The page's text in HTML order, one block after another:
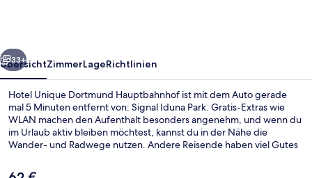
Weiter
33+
ÜbersichtZimmerLageRichtlinien
Hotel Unique Dortmund Hauptbahnhof ist mit dem Auto gerade
mal 5 Minuten entfernt von: Signal Iduna Park. Gratis-Extras wie
WLAN machen den Aufenthalt besonders angenehm, und wenn du
im Urlaub aktiv bleiben möchtest, kannst du in der Nähe die
Wander- und Radwege nutzen. Andere Reisende haben viel Gutes
einen kurzen Fußmarsch von den öffentlichen Verkehrsmitteln
Der